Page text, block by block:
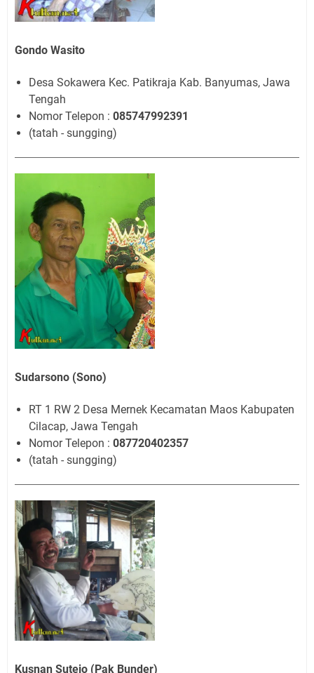
Gondo Wasito
Desa Sokawera Kec. Patikraja Kab. Banyumas, Jawa
Tengah
Nomor Telepon : 085747992391
(tatah - sungging)
Sudarsono (Sono)
RT 1 RW 2 Desa Mernek Kecamatan Maos Kabupaten
Cilacap, Jawa Tengah
Nomor Telepon : 087720402357
(tatah - sungging)
Kusnan Sutejo (Pak Bunder)